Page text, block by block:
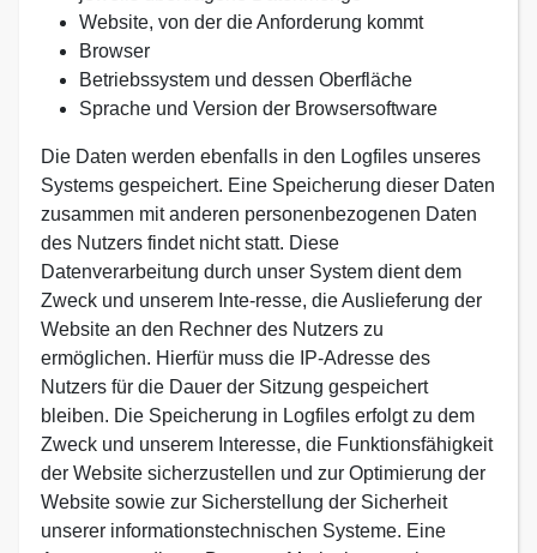
Website, von der die Anforderung kommt
Browser
Betriebssystem und dessen Oberfläche
Sprache und Version der Browsersoftware
Die Daten werden ebenfalls in den Logfiles unseres
Systems gespeichert. Eine Speicherung dieser Daten
zusammen mit anderen personenbezogenen Daten
des Nutzers findet nicht statt. Diese
Datenverarbeitung durch unser System dient dem
Zweck und unserem Inte-resse, die Auslieferung der
Website an den Rechner des Nutzers zu
ermöglichen. Hierfür muss die IP-Adresse des
Nutzers für die Dauer der Sitzung gespeichert
bleiben. Die Speicherung in Logfiles erfolgt zu dem
Zweck und unserem Interesse, die Funktionsfähigkeit
der Website sicherzustellen und zur Optimierung der
Website sowie zur Sicherstellung der Sicherheit
unserer informationstechnischen Systeme. Eine